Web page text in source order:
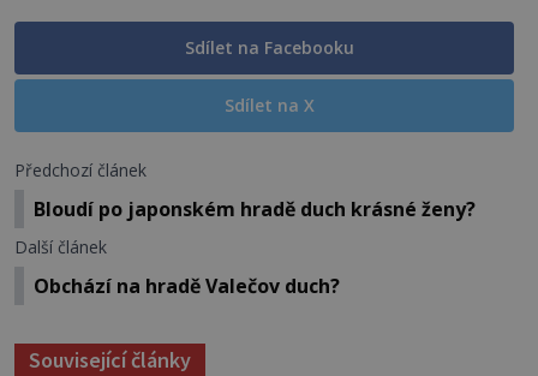
Sdílet na Facebooku
Sdílet na X
Předchozí článek
Bloudí po japonském hradě duch krásné ženy?
Další článek
Obchází na hradě Valečov duch?
Související články